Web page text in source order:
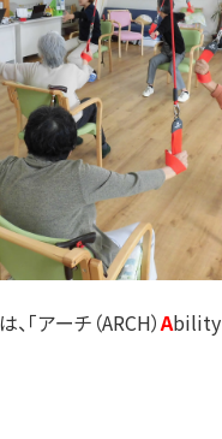
「アーチ（ARCH）Ability